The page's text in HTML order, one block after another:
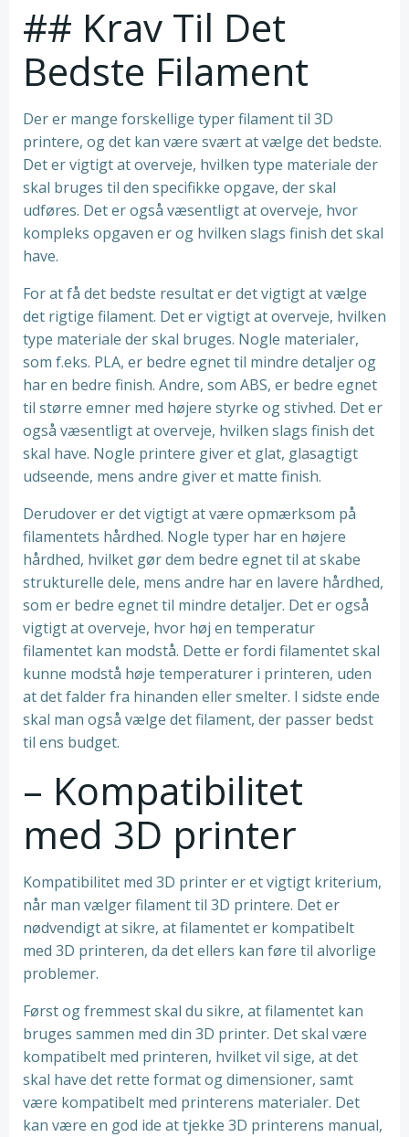
## Krav Til Det
Bedste Filament
Der er mange forskellige typer filament til 3D
printere, og det kan være svært at vælge det bedste.
Det er vigtigt at overveje, hvilken type materiale der
skal bruges til den specifikke opgave, der skal
udføres. Det er også væsentligt at overveje, hvor
kompleks opgaven er og hvilken slags finish det skal
have.
For at få det bedste resultat er det vigtigt at vælge
det rigtige filament. Det er vigtigt at overveje, hvilken
type materiale der skal bruges. Nogle materialer,
som f.eks. PLA, er bedre egnet til mindre detaljer og
har en bedre finish. Andre, som ABS, er bedre egnet
til større emner med højere styrke og stivhed. Det er
også væsentligt at overveje, hvilken slags finish det
skal have. Nogle printere giver et glat, glasagtigt
udseende, mens andre giver et matte finish.
Derudover er det vigtigt at være opmærksom på
filamentets hårdhed. Nogle typer har en højere
hårdhed, hvilket gør dem bedre egnet til at skabe
strukturelle dele, mens andre har en lavere hårdhed,
som er bedre egnet til mindre detaljer. Det er også
vigtigt at overveje, hvor høj en temperatur
filamentet kan modstå. Dette er fordi filamentet skal
kunne modstå høje temperaturer i printeren, uden
at det falder fra hinanden eller smelter. I sidste ende
skal man også vælge det filament, der passer bedst
til ens budget.
– Kompatibilitet
med 3D printer
Kompatibilitet med 3D printer er et vigtigt kriterium,
når man vælger filament til 3D printere. Det er
nødvendigt at sikre, at filamentet er kompatibelt
med 3D printeren, da det ellers kan føre til alvorlige
problemer.
Først og fremmest skal du sikre, at filamentet kan
bruges sammen med din 3D printer. Det skal være
kompatibelt med printeren, hvilket vil sige, at det
skal have det rette format og dimensioner, samt
være kompatibelt med printerens materialer. Det
kan være en god ide at tjekke 3D printerens manual,